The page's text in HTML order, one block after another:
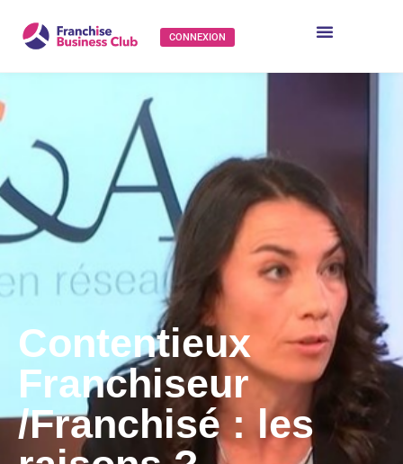
CONNEXION
Contentieux
Franchiseur
/Franchisé : les